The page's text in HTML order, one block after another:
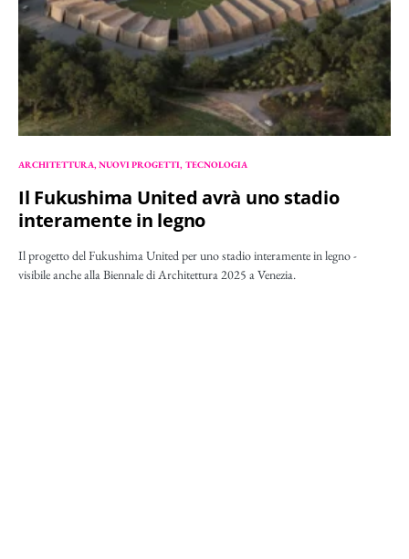
ARCHITETTURA NUOVI PROGETTI TECNOLOGIA
Il Fukushima United avrà uno stadio
interamente in legno
Il progetto del Fukushima United per uno stadio interamente in legno -
visibile anche alla Biennale di Architettura 2025 a Venezia.